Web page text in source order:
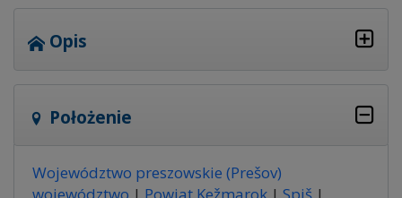
Opis
Położenie
Województwo preszowskie (Prešov)